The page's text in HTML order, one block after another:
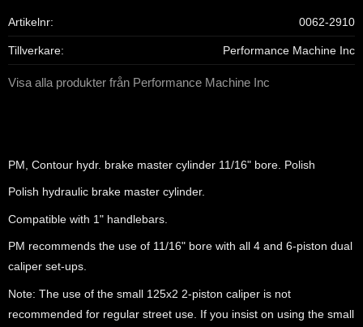
Artikelnr 0062-2910
Tillverkare Performance Machine Inc
Visa alla produkter från Performance Machine Inc
PM, Contour hydr. brake master cylinder 11/16" bore. Polish
Polish hydraulic brake master cylinder.
Compatible with 1" handlebars.
PM recommends the use of 11/16" bore with all 4 and 6-piston dual
caliper set-ups.
Note: The use of the small 125x2 2-piston caliper is not
recommended for regular street use. If you insist on using the small